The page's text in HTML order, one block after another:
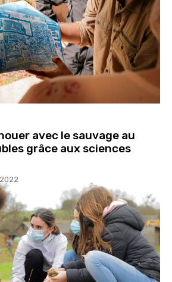
avec le sauvage au
grâce aux sciences